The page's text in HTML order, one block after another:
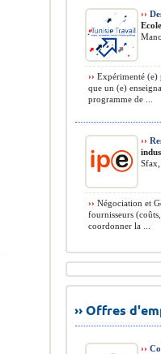
››
›› Expérimenté (e)
que un (e)
programme de ...
››
›› Négociation et
fournisseurs
coordonner la ...
›› Offres
››